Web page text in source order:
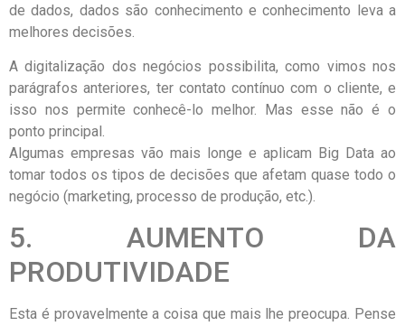
de dados, dados são conhecimento e conhecimento leva a
melhores decisões.
A digitalização dos negócios possibilita, como vimos nos
parágrafos anteriores, ter contato contínuo com o cliente, e
isso nos permite conhecê-lo melhor. Mas esse não é o
ponto principal.
Algumas empresas vão mais longe e aplicam Big Data ao
tomar todos os tipos de decisões que afetam quase todo o
negócio (marketing, processo de produção, etc.).
5. AUMENTO DA
PRODUTIVIDADE
Esta é provavelmente a coisa que mais lhe preocupa. Pense